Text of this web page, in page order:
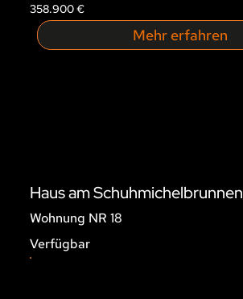
358.900 €
Mehr erfahren
Haus am Schuhmichelbrunnen
Wohnung NR 18
Verfügbar